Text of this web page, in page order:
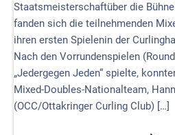
Staatsmeisterschaftüber die
fanden sich die teilnehmenden
ihren ersten Spielenin der
Nach den Vorrundenspielen
„Jedergegen Jeden“ spielte,
Mixed-Doubles-Nationalteam,
(OCC/Ottakringer Curling Club) […]